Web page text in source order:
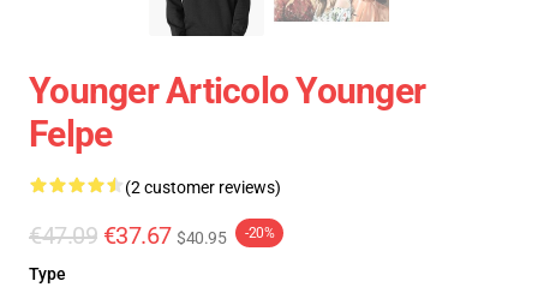
Younger Articolo Younger
Felpe
(2 customer reviews)
€47.09 €37.67 $40.95 -20%
Type